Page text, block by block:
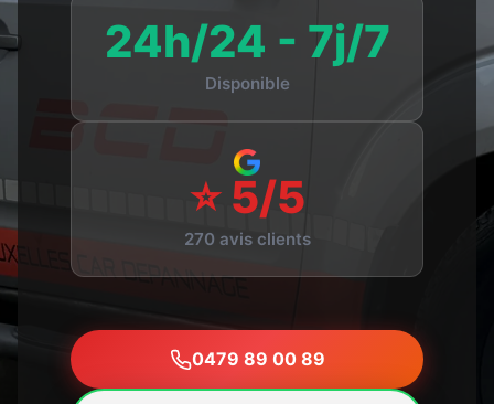
24h/24 - 7j/7
Disponible
⭐ 5/5
270 avis clients
0479 89 00 89